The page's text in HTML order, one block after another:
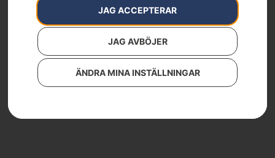
JAG ACCEPTERAR
JAG AVBÖJER
ÄNDRA MINA INSTÄLLNINGAR